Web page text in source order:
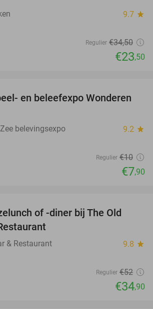
9.7 star
Regulier €34,50
€23,50
21%
en beleefexpo Wonderen
belevingsexpo 9.2 star
Regulier €10
€7,90
of -diner bij The Old
& Restaurant 9.8 star
Regulier €52
€34,90